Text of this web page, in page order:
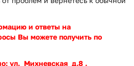
и ответы на
Вы можете получить по
ул. Михневская д.8 .